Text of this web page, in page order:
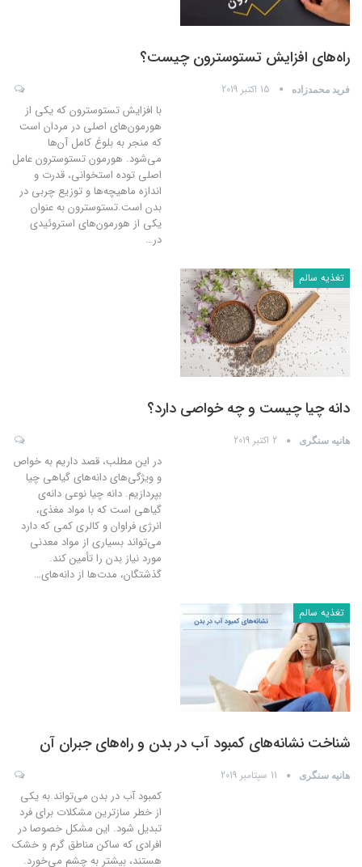
راه‌های افزایش تستوسترون چیست؟
فرید محمدزاده 15 اکتبر 2019
با افزایش تستوسترون که یکی از
هورمون‌های اصلی در مردان است
که منجر به بلوغ کامل آن‌ها
می‌شود. هورمون تستوسترون عامل
اصلی توده استخوانی، قدرت و
اندازه ماهیچه‌ها و توزیع چربی در
بدن است.تستوسترون به عنوان
یکی از هورمون‌های استروئیدی
در…
تغذیه سالم
دانه چیا چیست و چه خواصی دارد؟
هانیه سنگری 2 اکتبر 2019
در این مطلب، قصد داریم به خواص
و ویژگی‌های دانه‌های گیاهی چیا
بپردازیم. دانه چیا نوعی دانه‌ی
گیاهی است که با مواد مغذی،
انرژی فراوان و کالری کمی که دارد
می‌تواند بسیاری از مواد معدنی
مورد نیاز بدن را تأمین کند.
گذشتگان، مدت‌ها از دانه‌های…
تغذیه سالم
شناخت نشانه‌های کمبود آب در بدن و راه‌های جبران آن
هانیه سنگری 11 سپتامبر 2019
کمبود آب در بدن می‌تواند به یکی
از خطر سازترین مشکلات برای فرد
تبدیل شود. این مشکل خصوصا در
افرادی که ساکن مناطق گرم و خشک
هستند، بیشتر به چشم می‌خورد.